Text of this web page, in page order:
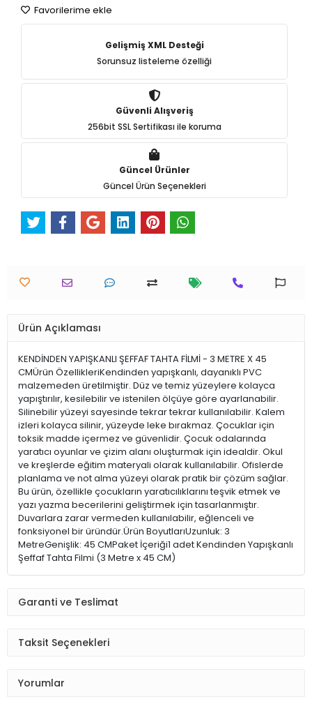
Favorilerime ekle
Gelişmiş XML Desteği
Sorunsuz listeleme özelliği
Güvenli Alışveriş
256bit SSL Sertifikası ile koruma
Güncel Ürünler
Güncel Ürün Seçenekleri
Ürün Açıklaması
KENDİNDEN YAPIŞKANLI ŞEFFAF TAHTA FİLMİ - 3 METRE X 45
CMÜrün ÖzellikleriKendinden yapışkanlı, dayanıklı PVC
malzemeden üretilmiştir. Düz ve temiz yüzeylere kolayca
yapıştırılır, kesilebilir ve istenilen ölçüye göre ayarlanabilir.
Silinebilir yüzeyi sayesinde tekrar tekrar kullanılabilir. Kalem
izleri kolayca silinir, yüzeyde leke bırakmaz. Çocuklar için
toksik madde içermez ve güvenlidir. Çocuk odalarında
yaratıcı oyunlar ve çizim alanı oluşturmak için idealdir. Okul
ve kreşlerde eğitim materyali olarak kullanılabilir. Ofislerde
planlama ve not alma yüzeyi olarak pratik bir çözüm sağlar.
Bu ürün, özellikle çocukların yaratıcılıklarını teşvik etmek ve
yazı yazma becerilerini geliştirmek için tasarlanmıştır.
Duvarlara zarar vermeden kullanılabilir, eğlenceli ve
fonksiyonel bir üründür.Ürün BoyutlarıUzunluk: 3
MetreGenişlik: 45 CMPaket İçeriği1 adet Kendinden Yapışkanlı
Şeffaf Tahta Filmi (3 Metre x 45 CM)
Garanti ve Teslimat
Taksit Seçenekleri
Yorumlar